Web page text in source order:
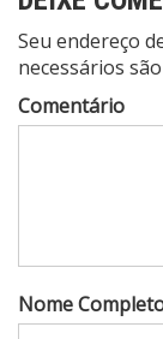
Seu endereço
necessários
Comentário
Nome